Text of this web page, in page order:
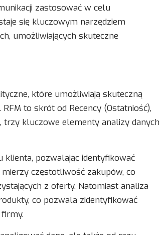
zastosować w celu
się kluczowym narzędziem
umożliwiających skuteczne
które umożliwiają skuteczną
to skrót od Recency (Ostatniość),
trzy kluczowe elementy analizy danych
klienta, pozwalając identyfikować
częstotliwość zakupów, co
z oferty. Natomiast analiza
co pozwala zidentyfikować